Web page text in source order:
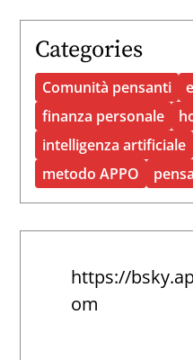
Categories
Comunità pensanti
finanza personale
intelligenza artificiale
metodo APPO
https://
om